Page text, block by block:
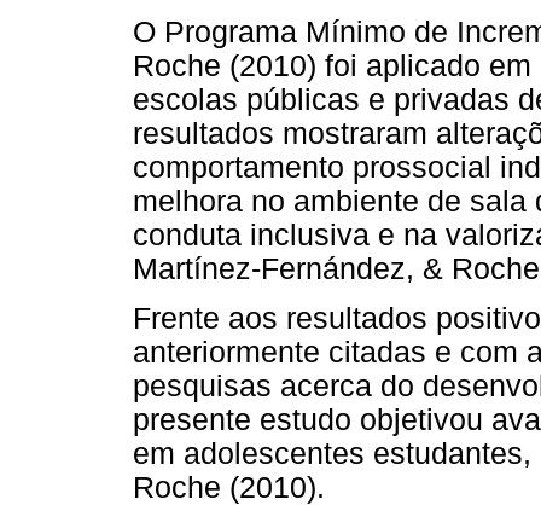
O Programa Mínimo de
Roche (2010) foi aplicado
escolas públicas e privadas
resultados mostraram
comportamento prossocial
melhora no ambiente de
conduta inclusiva e na
Martínez-Fernández, &
Frente aos resultados
anteriormente citadas e com
pesquisas acerca do
presente estudo objetivou
em adolescentes
Roche (2010).